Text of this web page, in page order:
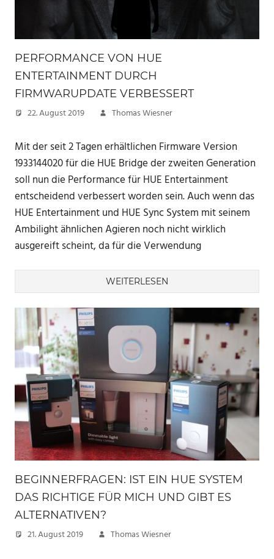
PERFORMANCE VON HUE
ENTERTAINMENT DURCH
FIRMWARUPDATE VERBESSERT
22. August 2019 Thomas Wiesner
Mit der seit 2 Tagen erhältlichen Firmware Version
1933144020 für die HUE Bridge der zweiten Generation
soll nun die Performance für HUE Entertainment
entscheidend verbessert worden sein. Auch wenn das
HUE Entertainment und HUE Sync System mit seinem
Ambilight ähnlichen Agieren noch nicht wirklich
ausgereift scheint, da für die Verwendung
WEITERLESEN
BEGINNERFRAGEN: IST EIN HUE SYSTEM
DAS RICHTIGE FÜR MICH UND GIBT ES
ALTERNATIVEN?
21. August 2019 Thomas Wiesner